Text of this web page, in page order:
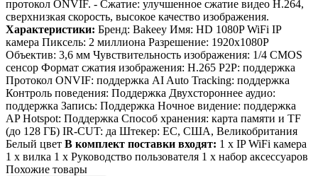
протокол ONVIF. - Сжатие: улучшенное сжатие видео H.264,
сверхнизкая скорость, высокое качество изображения.
Характеристики: Бренд: Bakeey Имя: HD 1080P WiFi IP
камера Пиксель: 2 миллиона Разрешение: 1920x1080P
Объектив: 3,6 мм Чувствительность изображения: 1/4 CMOS
сенсор Формат сжатия изображения: H.265 P2P: поддержка
Протокол ONVIF: поддержка AI Auto Tracking: поддержка
Контроль поведения: Поддержка Двухстороннее аудио:
поддержка Запись: Поддержка Ночное видение: поддержка
AP Hotspot: Поддержка Способ хранения: карта памяти и TF
(до 128 ГБ) IR-CUT: да Штекер: ЕС, США, Великобритания
Белый цвет В комплект поставки входят: 1 х IP WiFi камера
1 х вилка 1 х Руководство пользователя 1 х набор аксессуаров
Похожие товары